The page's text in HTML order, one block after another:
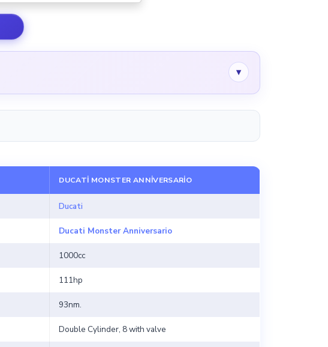
▾
DUCATI MONSTER ANNIVERSARIO
Ducati
Ducati Monster Anniversario
1000cc
111hp
93nm.
Double Cylinder, 8 with valve